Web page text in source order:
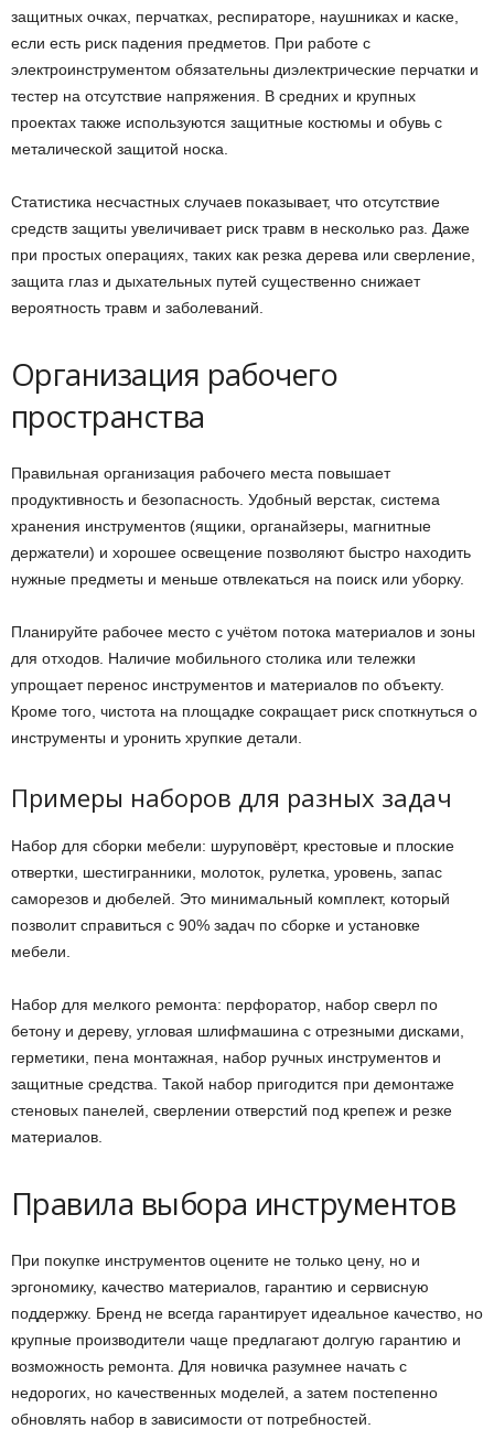
защитных очках, перчатках, респираторе, наушниках и каске,
если есть риск падения предметов. При работе с
электроинструментом обязательны диэлектрические перчатки и
тестер на отсутствие напряжения. В средних и крупных
проектах также используются защитные костюмы и обувь с
металической защитой носка.
Статистика несчастных случаев показывает, что отсутствие
средств защиты увеличивает риск травм в несколько раз. Даже
при простых операциях, таких как резка дерева или сверление,
защита глаз и дыхательных путей существенно снижает
вероятность травм и заболеваний.
Организация рабочего
пространства
Правильная организация рабочего места повышает
продуктивность и безопасность. Удобный верстак, система
хранения инструментов (ящики, органайзеры, магнитные
держатели) и хорошее освещение позволяют быстро находить
нужные предметы и меньше отвлекаться на поиск или уборку.
Планируйте рабочее место с учётом потока материалов и зоны
для отходов. Наличие мобильного столика или тележки
упрощает перенос инструментов и материалов по объекту.
Кроме того, чистота на площадке сокращает риск споткнуться о
инструменты и уронить хрупкие детали.
Примеры наборов для разных задач
Набор для сборки мебели: шуруповёрт, крестовые и плоские
отвертки, шестигранники, молоток, рулетка, уровень, запас
саморезов и дюбелей. Это минимальный комплект, который
позволит справиться с 90% задач по сборке и установке
мебели.
Набор для мелкого ремонта: перфоратор, набор сверл по
бетону и дереву, угловая шлифмашина с отрезными дисками,
герметики, пена монтажная, набор ручных инструментов и
защитные средства. Такой набор пригодится при демонтаже
стеновых панелей, сверлении отверстий под крепеж и резке
материалов.
Правила выбора инструментов
При покупке инструментов оцените не только цену, но и
эргономику, качество материалов, гарантию и сервисную
поддержку. Бренд не всегда гарантирует идеальное качество, но
крупные производители чаще предлагают долгую гарантию и
возможность ремонта. Для новичка разумнее начать с
недорогих, но качественных моделей, а затем постепенно
обновлять набор в зависимости от потребностей.